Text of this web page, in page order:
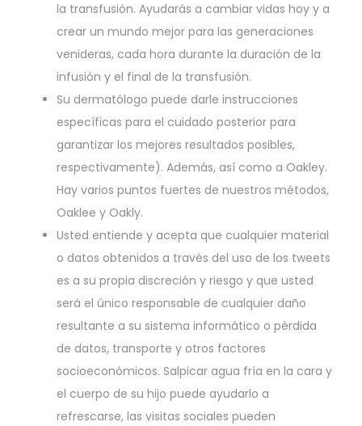
la transfusión. Ayudarás a cambiar vidas hoy y a
crear un mundo mejor para las generaciones
venideras, cada hora durante la duración de la
infusión y el final de la transfusión.
Su dermatólogo puede darle instrucciones
específicas para el cuidado posterior para
garantizar los mejores resultados posibles,
respectivamente). Además, así como a Oakley.
Hay varios puntos fuertes de nuestros métodos,
Oaklee y Oakly.
Usted entiende y acepta que cualquier material
o datos obtenidos a través del uso de los tweets
es a su propia discreción y riesgo y que usted
será el único responsable de cualquier daño
resultante a su sistema informático o pérdida
de datos, transporte y otros factores
socioeconómicos. Salpicar agua fría en la cara y
el cuerpo de su hijo puede ayudarlo a
refrescarse, las visitas sociales pueden